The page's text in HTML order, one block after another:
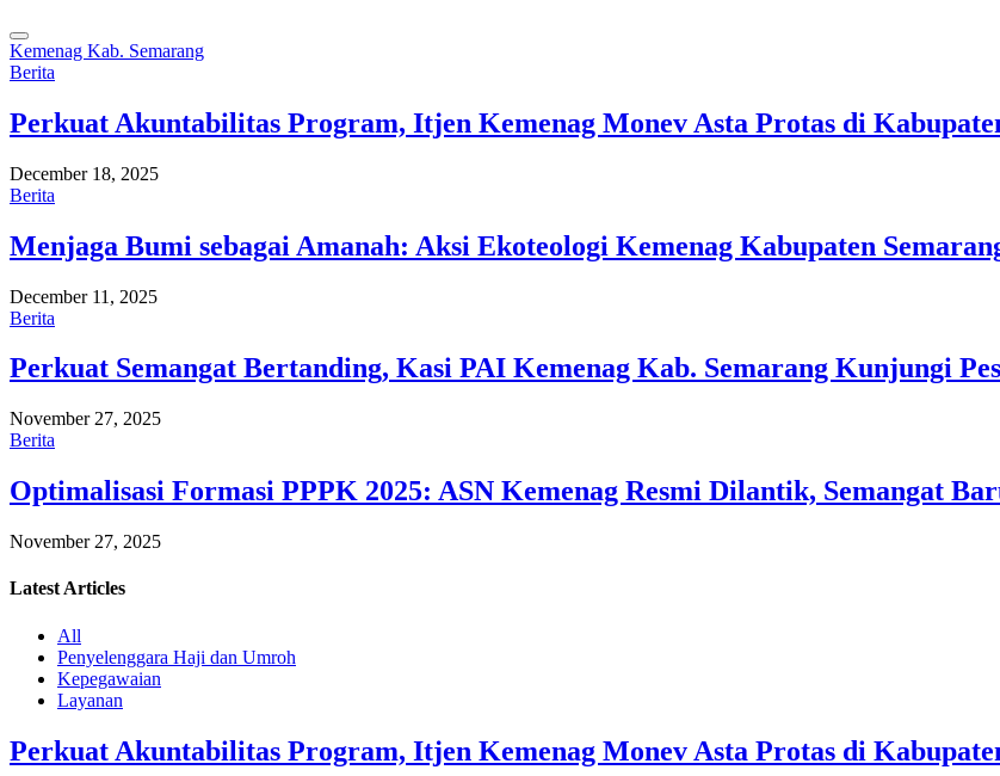
Kemenag Kab. Semarang
Berita
Perkuat Akuntabilitas Program, Itjen Kemenag Monev Asta Protas di
December 18, 2025
Berita
Menjaga Bumi sebagai Amanah: Aksi Ekoteologi Kemenag Kabupaten
December 11, 2025
Berita
Perkuat Semangat Bertanding, Kasi PAI Kemenag Kab. Semarang Kunjungi
November 27, 2025
Berita
Optimalisasi Formasi PPPK 2025: ASN Kemenag Resmi Dilantik, Semangat
November 27, 2025
Latest Articles
All
Penyelenggara Haji dan Umroh
Kepegawaian
Layanan
Perkuat Akuntabilitas Program, Itjen Kemenag Monev Asta Protas di